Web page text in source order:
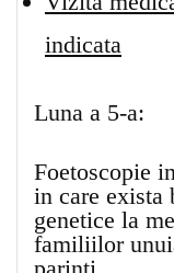
indicata
Luna a 5-a:
Foetoscopie
in care exista
genetice la
familiilor